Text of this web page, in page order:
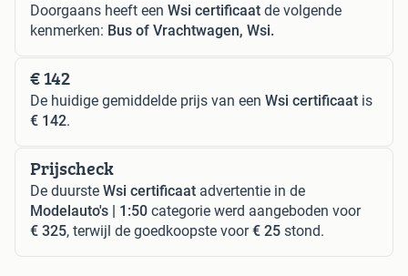
Doorgaans heeft een Wsi certificaat de volgende
kenmerken: Bus of Vrachtwagen, Wsi.
€ 142
De huidige gemiddelde prijs van een Wsi certificaat is
€ 142.
Prijscheck
De duurste Wsi certificaat advertentie in de
Modelauto's | 1:50 categorie werd aangeboden voor
€ 325, terwijl de goedkoopste voor€ 25 stond.